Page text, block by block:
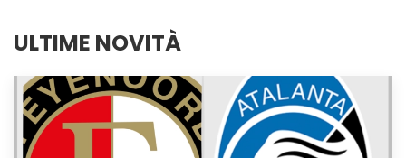
ULTIME NOVITÀ